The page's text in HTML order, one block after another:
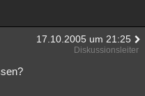
17.10.2005 um 21:25
Diskussionsleiter